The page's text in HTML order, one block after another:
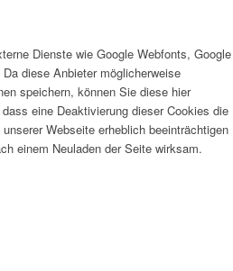
Dienste wie Google Webfonts, Google
diese Anbieter möglicherweise
speichern, können Sie diese hier
eine Deaktivierung dieser Cookies die
Webseite erheblich beeinträchtigen
einem Neuladen der Seite wirksam.